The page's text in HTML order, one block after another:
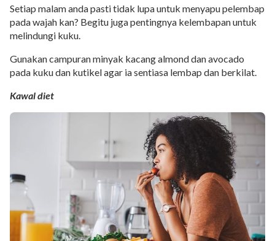
Setiap malam anda pasti tidak lupa untuk menyapu pelembap
pada wajah kan? Begitu juga pentingnya kelembapan untuk
melindungi kuku.
Gunakan campuran minyak kacang almond dan avocado
pada kuku dan kutikel agar ia sentiasa lembap dan berkilat.
Kawal diet